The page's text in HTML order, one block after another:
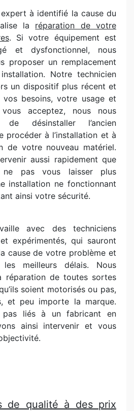
à identifié la cause du
la réparation de votre
. Si votre équipement est
et dysfonctionnel, nous
proposer un remplacement
Notre technicien
un dispositif plus récent et
besoins, votre usage et
acceptez, nous nous
de désinstaller l’ancien
procéder à l’installation et à
de votre nouveau matériel.
aussi rapidement que
pas vous laisser plus
installation ne fonctionnant
ainsi votre sécurité.
avec des techniciens
expérimentés, qui sauront
cause de votre problème et
meilleurs délais. Nous
réparation de toutes sortes
soient motorisés ou pas,
et peu importe la marque.
pas liés à un fabricant en
ainsi intervenir et vous
de qualité à des prix